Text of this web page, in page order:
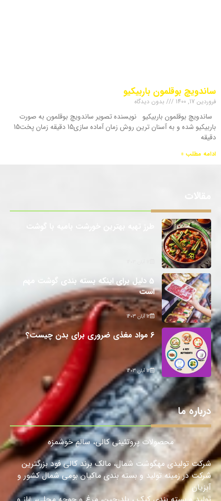
ساندویچ بوقلمون باربیکیو
فروردین 17, 1400 بدون دیدگاه
ساندویچ بوقلمون باربیکیو نویسنده تصویر ساندویچ بوقلمون به صورت
باربیکیو شده و به آسنان ترین روش زمان آماده سازی15 دقیقه زمان پخت15
دقیقه
ادامه مطلب »
5 دلیل برای اینکه بسته بندی گوشت مهم
است
12 آبان 1403
6 مواد مغذی ضروری برای بدن چیست؟
12 آبان 1403
درباره ما
محصولات پروتئینی کالی، سالمِ خوشمزه
شرکت تولیدی مهگوشت شمال، مالک برند کالی فود بزرگترین
شرکت در زمینه تولید و بسته بندی ماکیان بومی شمال کشور و
آبزیان